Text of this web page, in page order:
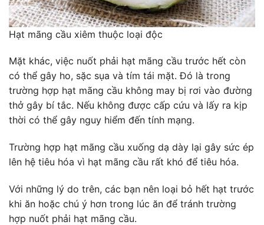
Hạt mãng cầu xiêm thuộc loại độc
Mặt khác, việc nuốt phải hạt mãng cầu trước hết còn
có thể gây ho, sặc sụa và tím tái mặt. Đó là trong
trường hợp hạt mãng cầu không may bị rơi vào đường
thở gây bí tắc. Nếu không được cấp cứu và lấy ra kịp
thời có thể gây nguy hiểm đến tính mạng.
Trường hợp hạt mãng cầu xuống dạ dày lại gây sức ép
lên hệ tiêu hóa vì hạt mãng cầu rất khó để tiêu hóa.
Với những lý do trên, các bạn nên loại bỏ hết hạt trước
khi ăn hoặc chú ý hơn trong lúc ăn để tránh trường
hợp nuốt phải hạt mãng cầu.